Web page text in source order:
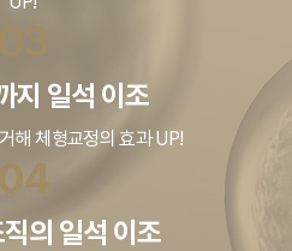
03
지 일석 이조
해 체형교정의 효과 UP!
04
의 일석 이조